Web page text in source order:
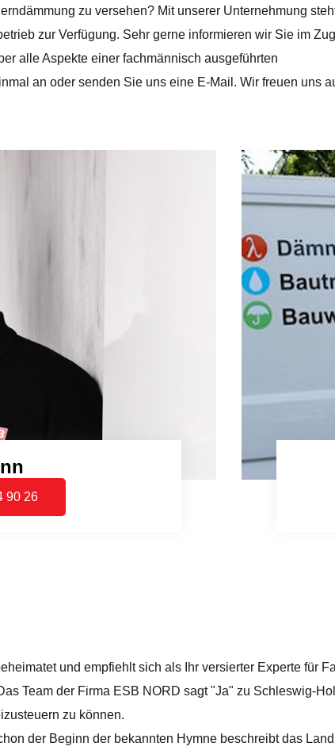
zu versehen? Mit unserer Unternehmung
zur Verfügung. Sehr gerne informieren wir Sie im
alle Aspekte einer fachmännisch ausgeführten
an oder senden Sie uns eine E-Mail. Wir freuen uns
90 26
und empfiehlt sich als Ihr versierter Experte für
Team der Firma ESB NORD sagt "Ja" zu Schleswig-
zu können.
der Beginn der bekannten Hymne beschreibt das